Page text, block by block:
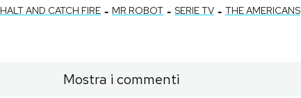
HALT AND CATCH FIRE - MR ROBOT - SERIE TV - THE AMERICANS
Mostra i commenti